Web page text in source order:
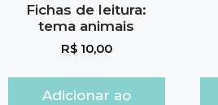
Fichas de leitura:
tema animais
R$10,00
Adicionar ao